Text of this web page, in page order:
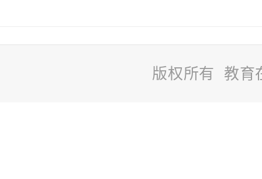
版权所有 教育